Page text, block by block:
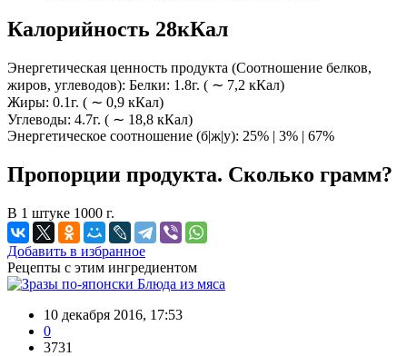
Калорийность 28кКал
Энергетическая ценность продукта (Соотношение белков,
жиров, углеводов): Белки: 1.8г. ( ∼ 7,2 кКал)
Жиры: 0.1г. ( ∼ 0,9 кКал)
Углеводы: 4.7г. ( ∼ 18,8 кКал)
Энергетическое соотношение (б|ж|у): 25% | 3% | 67%
Пропорции продукта. Сколько грамм?
В 1 штуке 1000 г.
Добавить в избранное
Рецепты с этим ингредиентом
Блюда из мяса
10 декабря 2016, 17:53
0
3731